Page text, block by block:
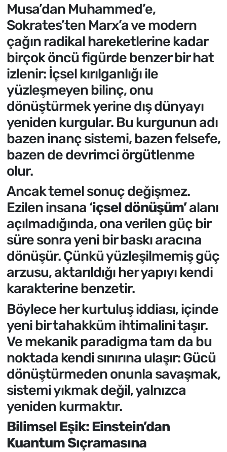
Musa’dan Muhammed’e,
Sokrates’ten Marx’a ve modern
çağın radikal hareketlerine kadar
birçok öncü figürde benzer bir hat
izlenir: İçsel kırılganlığı ile
yüzleşmeyen bilinç, onu
dönüştürmek yerine dış dünyayı
yeniden kurgular. Bu kurgunun adı
bazen inanç sistemi, bazen felsefe,
bazen de devrimci örgütlenme
olur.
Ancak temel sonuç değişmez.
Ezilen insana ‘içsel dönüşüm’alanı
açılmadığında, ona verilen güç bir
süre sonra yeni bir baskı aracına
dönüşür. Çünkü yüzleşilmemiş güç
arzusu, aktarıldığı her yapıyı kendi
karakterine benzetir.
Böylece her kurtuluş iddiası, içinde
yeni bir tahakküm ihtimalini taşır.
Ve mekanik paradigma tam da bu
noktada kendi sınırına ulaşır: Gücü
dönüştürmeden onunla savaşmak,
sistemi yıkmak değil, yalnızca
yeniden kurmaktır.
Bilimsel Eşik: Einstein’dan
Kuantum Sıçramasına